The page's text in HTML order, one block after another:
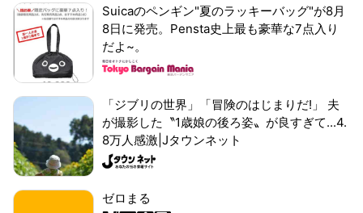
Suicaのペンギン"夏のラッキーバッグ"が8月
8日に発売。Pensta史上最も豪華な7点入り
だよ~。
「ジブリの世界」「冒険のはじまりだ!」 夫
が撮影した〝1歳娘の後ろ姿〟が良すぎて...4.
8万人感激|Jタウンネット
ゼロまる